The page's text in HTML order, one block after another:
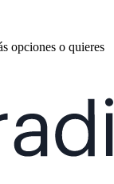
opciones o quieres